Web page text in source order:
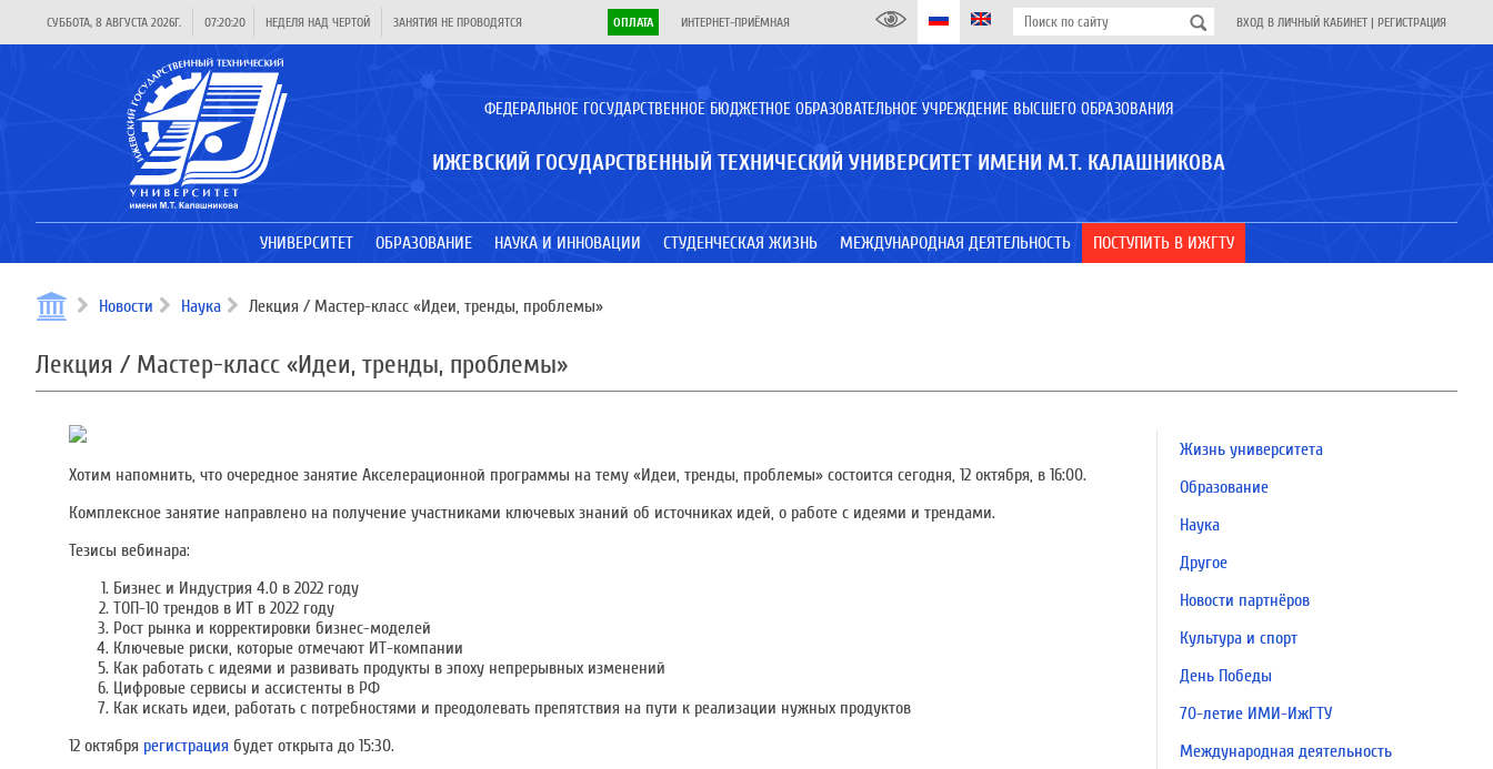
СУББОТА, 8 АВГУСТА 2026Г. 07:20:20 НЕДЕЛЯ НАД ЧЕРТОЙ ЗАНЯТИЯ НЕ ПРОВОДЯТСЯ ОПЛАТА ИНТЕРНЕТ-ПРИЁМНАЯ ВХОД В ЛИЧНЫЙ КАБИНЕТ | РЕГИСТРАЦИЯ
ФЕДЕРАЛЬНОЕ ГОСУДАРСТВЕННОЕ БЮДЖЕТНОЕ ОБРАЗОВАТЕЛЬНОЕ УЧРЕЖДЕНИЕ ВЫСШЕГО ОБРАЗОВАНИЯ
ИЖЕВСКИЙ ГОСУДАРСТВЕННЫЙ ТЕХНИЧЕСКИЙ УНИВЕРСИТЕТ ИМЕНИ М.Т. КАЛАШНИКОВА
УНИВЕРСИТЕТ ОБРАЗОВАНИЕ НАУКА И ИННОВАЦИИ СТУДЕНЧЕСКАЯ ЖИЗНЬ МЕЖДУНАРОДНАЯ ДЕЯТЕЛЬНОСТЬ ПОСТУПИТЬ В ИЖГТУ
Новости Наука Лекция / Мастер-класс «Идеи, тренды, проблемы»
Лекция / Мастер-класс «Идеи, тренды, проблемы»
Хотим напомнить, что очередное занятие Акселерационной программы на тему «Идеи, тренды, проблемы» состоится сегодня, 12 октября, в 16:00.
Комплексное занятие направлено на получение участниками ключевых знаний об источниках идей, о работе с идеями и трендами.
Тезисы вебинара:
Бизнес и Индустрия 4.0 в 2022 году
ТОП-10 трендов в ИТ в 2022 году
Рост рынка и корректировки бизнес-моделей
Ключевые риски, которые отмечают ИТ-компании
Как работать с идеями и развивать продукты в эпоху непрерывных изменений
Цифровые сервисы и ассистенты в РФ
Как искать идеи, работать с потребностями и преодолевать препятствия на пути к реализации нужных продуктов
12 октября регистрация будет открыта до 15:30.
Жизнь университета
Образование
Наука
Другое
Новости партнёров
Культура и спорт
День Победы
70-летие ИМИ-ИжГТУ
Международная деятельность